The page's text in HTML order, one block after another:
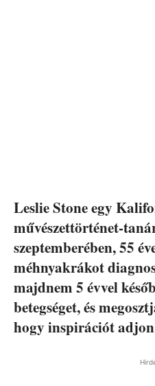
Leslie Stone egy
művészettörténet-
szeptemberében, 55
méhnyakrákot
majdnem 5 évvel
betegséget, és
hogy inspirációt